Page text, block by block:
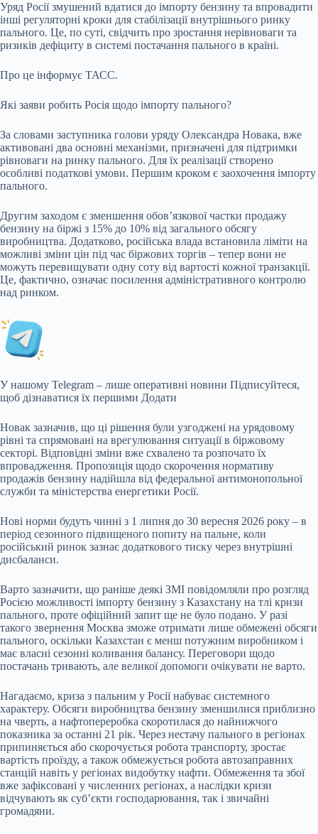
Уряд Росії змушений вдатися до імпорту бензину та впровадити
інші регуляторні кроки для стабілізації внутрішнього ринку
пального. Це, по суті, свідчить про зростання нерівноваги та
ризиків дефіциту в системі постачання пального в країні.
Про це інформує ТАСС.
Які заяви робить Росія щодо імпорту пального?
За словами заступника голови уряду Олександра Новака, вже
активовані два основні механізми, призначені для підтримки
рівноваги на ринку пального. Для їх реалізації створено
особливі податкові умови. Першим кроком є заохочення імпорту
пального.
Другим заходом є зменшення обов’язкової частки продажу
бензину на біржі з 15% до 10% від загального обсягу
виробництва. Додатково, російська влада встановила ліміти на
можливі зміни цін під час біржових торгів – тепер вони не
можуть перевищувати одну соту від вартості кожної транзакції.
Це, фактично, означає посилення адміністративного контролю
над ринком.
У нашому Telegram – лише оперативні новини Підписуйтеся,
щоб дізнаватися їх першими Додати
Новак зазначив, що ці рішення були узгоджені на урядовому
рівні та спрямовані на врегулювання ситуації в біржовому
секторі. Відповідні зміни вже схвалено та розпочато їх
впровадження. Пропозиція щодо скорочення нормативу
продажів бензину надійшла від федеральної антимонопольної
служби та міністерства енергетики Росії.
Нові норми будуть чинні з 1 липня до 30 вересня 2026 року – в
період сезонного підвищеного попиту на пальне, коли
російський ринок зазнає додаткового тиску через внутрішні
дисбаланси.
Варто зазначити, що раніше деякі ЗМІ повідомляли про розгляд
Росією можливості імпорту бензину з Казахстану на тлі кризи
пального, проте офіційний запит ще не було подано. У разі
такого звернення Москва зможе отримати лише обмежені обсяги
пального, оскільки Казахстан є менш потужним виробником і
має власні сезонні коливання балансу. Переговори щодо
постачань тривають, але великої допомоги очікувати не варто.
Нагадаємо, криза з пальним у Росії набуває системного
характеру. Обсяги виробництва бензину зменшилися приблизно
на чверть, а нафтопереробка скоротилася до найнижчого
показника за останні 21 рік. Через нестачу пального в регіонах
припиняється або скорочується робота транспорту, зростає
вартість проїзду, а також обмежується робота автозаправних
станцій навіть у регіонах видобутку нафти. Обмеження та збої
вже зафіксовані у численних регіонах, а наслідки кризи
відчувають як суб’єкти господарювання, так і звичайні
громадяни.